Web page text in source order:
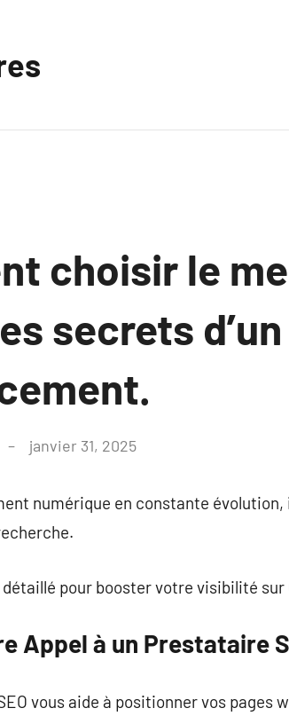
choisir le
secrets
janvier 31, 2025
numérique en constante
pour booster votre visibilité sur
Appel à un Prestataire
vous aide à positionner vos pages